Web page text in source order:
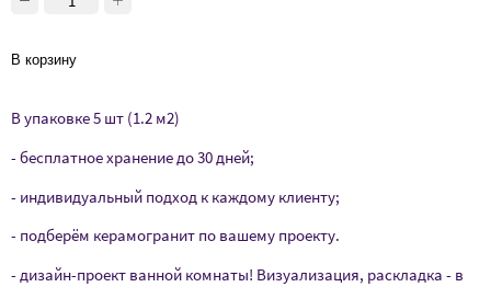
В корзину
В упаковке 5 шт (1.2 м2)
- бесплатное хранение до 30 дней;
- индивидуальный подход к каждому клиенту;
- подберём керамогранит по вашему проекту.
- дизайн-проект ванной комнаты! Визуализация, раскладка - в